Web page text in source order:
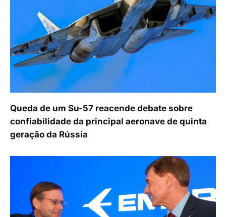
Queda de um Su-57 reacende debate sobre
confiabilidade da principal aeronave de quinta
geração da Rússia